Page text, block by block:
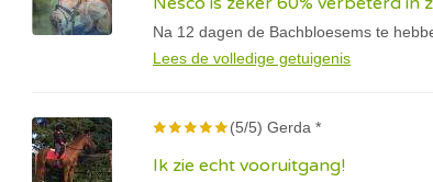
Na 12 dagen de Bachbloesems te
Lees de volledige getuigenis
(5/5) Gerda *
Ik zie echt vooruitgang!